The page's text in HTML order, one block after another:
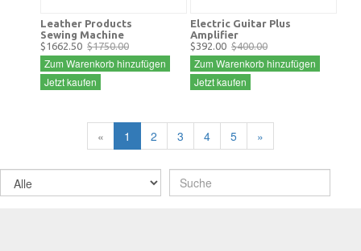
Leather Products
Sewing Machine
$1662.50 $1750.00
Zum Warenkorb hinzufügen
Jetzt kaufen
Electric Guitar Plus
Amplifier
$392.00 $400.00
Zum Warenkorb hinzufügen
Jetzt kaufen
« 1 2 3 4 5 »